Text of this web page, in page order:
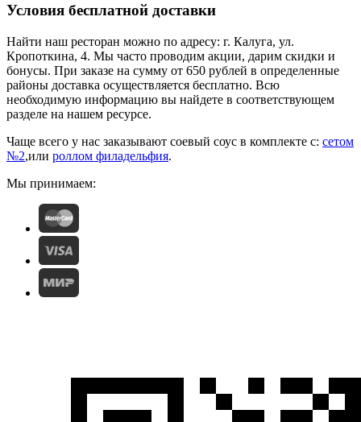
Условия бесплатной доставки
Найти наш ресторан можно по адресу: г. Калуга, ул.
Кропоткина, 4. Мы часто проводим акции, дарим скидки и
бонусы. При заказе на сумму от 650 рублей в определенные
районы доставка осуществляется бесплатно. Всю
необходимую информацию вы найдете в соответствующем
разделе на нашем ресурсе.
Чаще всего у нас заказывают соевый соус в комплекте с: сетом
№2,или роллом филадельфия.
Мы принимаем: